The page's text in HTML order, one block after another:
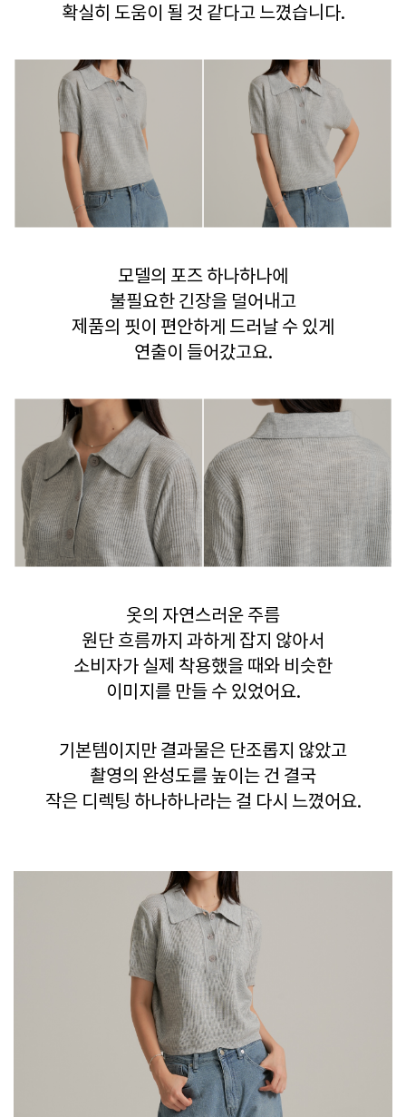
확실히 도움이 될 것 같다고 느꼈습니다.
모델의 포즈 하나하나에
불필요한 긴장을 덜어내고
제품의 핏이 편안하게 드러날 수 있게
연출이 들어갔고요.
옷의 자연스러운 주름
원단 흐름까지 과하게 잡지 않아서
소비자가 실제 착용했을 때와 비슷한
이미지를 만들 수 있었어요.
기본템이지만 결과물은 단조롭지 않았고
촬영의 완성도를 높이는 건 결국
작은 디렉팅 하나하나라는 걸 다시 느꼈어요.